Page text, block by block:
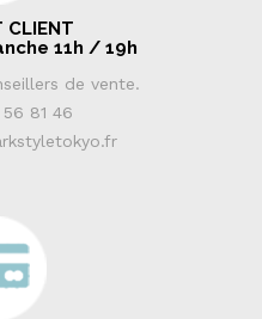
CLIENT
11h / 19h
de vente.
81 46